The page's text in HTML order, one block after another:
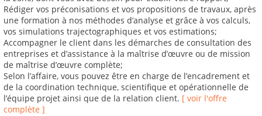
Rédiger vos préconisations et vos propositions de travaux, après
une formation à nos méthodes d’analyse et grâce à vos calculs,
vos simulations trajectographiques et vos estimations;
Accompagner le client dans les démarches de consultation des
entreprises et d’assistance à la maîtrise d’œuvre ou de mission
de maîtrise d’œuvre complète;
Selon l’affaire, vous pouvez être en charge de l’encadrement et
de la coordination technique, scientifique et opérationnelle de
l’équipe projet ainsi que de la relation client. [ voir l'offre
complète ]